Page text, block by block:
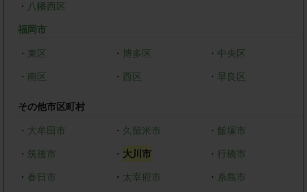
・ 八幡西区
福岡市
・ 東区 ・ 博多区 ・ 中央区
・ 南区 ・ 西区 ・早良区
その他市区町村
・ 大牟田市 ・ 久留米市 ・ 飯塚市
・ 筑後市 ・ 大川市 ・行橋市
・ 春日市 ・ 太宰府市 ・ 糸島市